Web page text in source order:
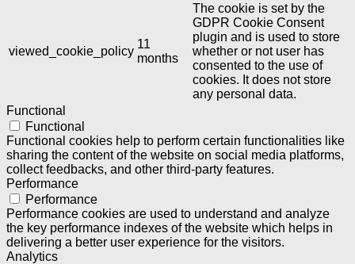
viewed_cookie_policy
11
months
The cookie is set by the
GDPR Cookie Consent
plugin and is used to store
whether or not user has
consented to the use of
cookies. It does not store
any personal data.
Functional
Functional
Functional cookies help to perform certain functionalities like
sharing the content of the website on social media platforms,
collect feedbacks, and other third-party features.
Performance
Performance
Performance cookies are used to understand and analyze
the key performance indexes of the website which helps in
delivering a better user experience for the visitors.
Analytics